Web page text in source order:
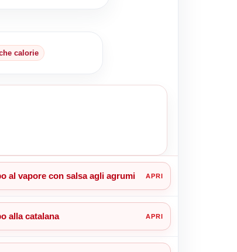
calorie
al vapore con salsa agli agrumi
alla catalana